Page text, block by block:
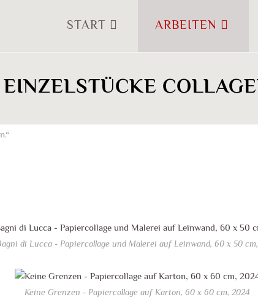
START ARBEITEN
EINZELSTÜCKE
di Lucca - Papiercollage und Malerei auf Leinwand, 60 x 50
Keine Grenzen - Papiercollage auf Karton, 60 x 60 cm, 2024